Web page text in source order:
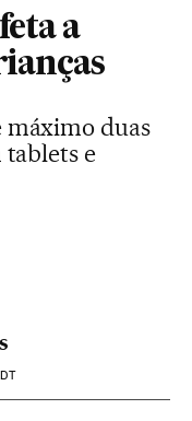
a
duas
tablets e